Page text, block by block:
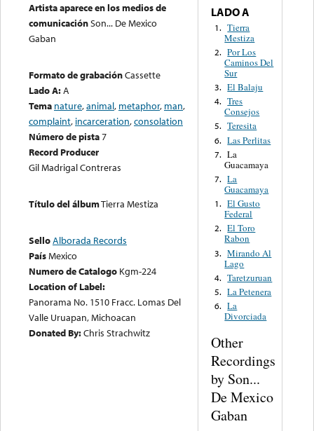
Artista aparece en los medios de
comunicaciónSon... De Mexico
Gaban
Formato de grabaciónCassette
Lado A:A
Tema nature,animal, metaphor, man,
complaint, incarceration,consolation
Número de pista7
Record Producer
Gil Madrigal Contreras
Título del álbumTierra Mestiza
SelloAlborada Records
PaísMexico
Numero de Catalogo Kgm-224
Location of Label:
Panorama No. 1510 Fracc. Lomas Del
Valle Uruapan, Michoacan
Donated By:Chris Strachwitz
LADO A
1. Tierra
Mestiza
2. Por Los
Caminos Del
Sur
3. El Balaju
4. Tres
Consejos
5. Teresita
6. Las Perlitas
7. La
Guacamaya
7. La
Guacamaya
1. El Gusto
Federal
2. El Toro
Rabon
3. Mirando Al
Lago
4. Taretzuruan
5. La Petenera
6. La
Divorciada
Other
Recordings
by Son...
De Mexico
Gaban